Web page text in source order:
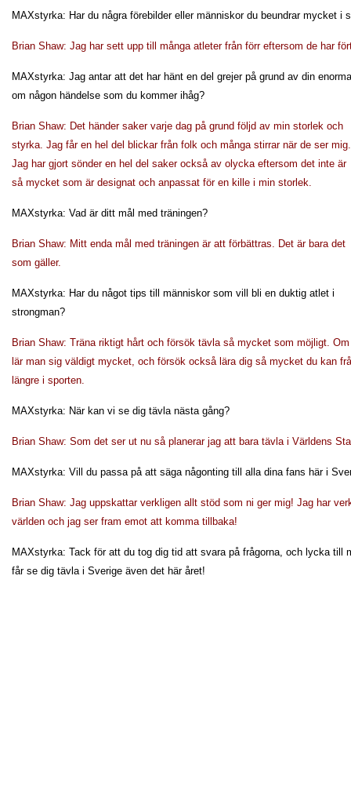
MAXstyrka: Har du några förebilder eller människor du beundrar mycket i
Brian Shaw: Jag har sett upp till många atleter från förr eftersom de har
MAXstyrka: Jag antar att det har hänt en del grejer på grund av din
om någon händelse som du kommer ihåg?
Brian Shaw: Det händer saker varje dag på grund följd av min storlek och
styrka. Jag får en hel del blickar från folk och många stirrar när de ser mig.
Jag har gjort sönder en hel del saker också av olycka eftersom det inte är
så mycket som är designat och anpassat för en kille i min storlek.
MAXstyrka: Vad är ditt mål med träningen?
Brian Shaw: Mitt enda mål med träningen är att förbättras. Det är bara det
som gäller.
MAXstyrka: Har du något tips till människor som vill bli en duktig atlet i
strongman?
Brian Shaw: Träna riktigt hårt och försök tävla så mycket som möjligt.
lär man sig väldigt mycket, och försök också lära dig så mycket du kan
längre i sporten.
MAXstyrka: När kan vi se dig tävla nästa gång?
Brian Shaw: Som det ser ut nu så planerar jag att bara tävla i Världens
MAXstyrka: Vill du passa på att säga någonting till alla dina fans här i
Brian Shaw: Jag uppskattar verkligen allt stöd som ni ger mig! Jag har
världen och jag ser fram emot att komma tillbaka!
MAXstyrka: Tack för att du tog dig tid att svara på frågorna, och lycka till
får se dig tävla i Sverige även det här året!